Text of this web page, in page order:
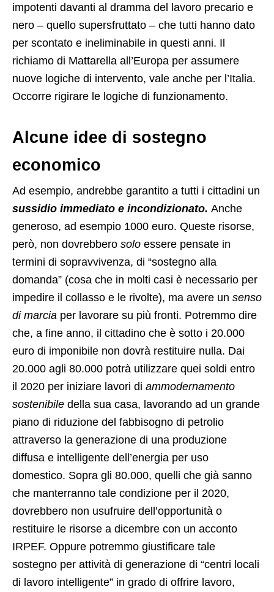
impotenti davanti al dramma del lavoro precario e
nero – quello supersfruttato – che tutti hanno dato
per scontato e ineliminabile in questi anni. Il
richiamo di Mattarella all’Europa per assumere
nuove logiche di intervento, vale anche per l’Italia.
Occorre rigirare le logiche di funzionamento.
Alcune idee di sostegno
economico
Ad esempio, andrebbe garantito a tutti i cittadini un
sussidio immediato e incondizionato. Anche
generoso, ad esempio 1000 euro. Queste risorse,
però, non dovrebbero solo essere pensate in
termini di sopravvivenza, di “sostegno alla
domanda” (cosa che in molti casi è necessario per
impedire il collasso e le rivolte), ma avere un senso
di marcia per lavorare su più fronti. Potremmo dire
che, a fine anno, il cittadino che è sotto i 20.000
euro di imponibile non dovrà restituire nulla. Dai
20.000 agli 80.000 potrà utilizzare quei soldi entro
il 2020 per iniziare lavori di ammodernamento
sostenibile della sua casa, lavorando ad un grande
piano di riduzione del fabbisogno di petrolio
attraverso la generazione di una produzione
diffusa e intelligente dell’energia per uso
domestico. Sopra gli 80.000, quelli che già sanno
che manterranno tale condizione per il 2020,
dovrebbero non usufruire dell’opportunità o
restituire le risorse a dicembre con un acconto
IRPEF. Oppure potremmo giustificare tale
sostegno per attività di generazione di “centri locali
di lavoro intelligente” in grado di offrire lavoro,